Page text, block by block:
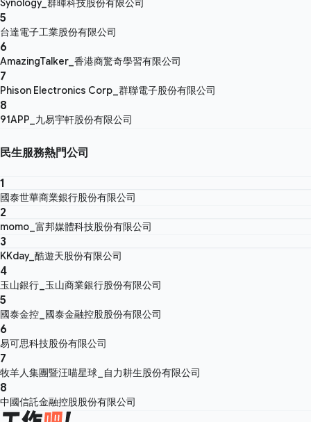
5
台達電子工業股份有限公司
6
AmazingTalker_香港商驚奇學習有限公司
7
Phison Electronics Corp_群聯電子股份有限公司
8
91APP_九易宇軒股份有限公司
民生服務熱門公司
1
國泰世華商業銀行股份有限公司
2
momo_富邦媒體科技股份有限公司
3
KKday_酷遊天股份有限公司
4
玉山銀行_玉山商業銀行股份有限公司
5
國泰金控_國泰金融控股股份有限公司
6
易可思科技股份有限公司
7
牧羊人集團暨汪喵星球_自力耕生股份有限公司
8
中國信託金融控股股份有限公司